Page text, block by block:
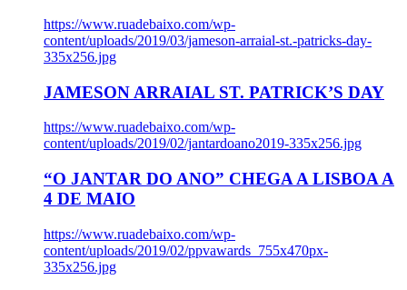
https://www.ruadebaixo.com/wp-
content/uploads/2019/03/jameson-arraial-st.-patricks-day-
335x256.jpg
JAMESON ARRAIAL ST. PATRICK’S DAY
https://www.ruadebaixo.com/wp-
content/uploads/2019/02/jantardoano2019-335x256.jpg
“O JANTAR DO ANO” CHEGA A LISBOA A
4 DE MAIO
https://www.ruadebaixo.com/wp-
content/uploads/2019/02/ppvawards_755x470px-
335x256.jpg